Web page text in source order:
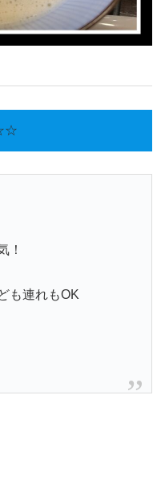
！
も連れもOK